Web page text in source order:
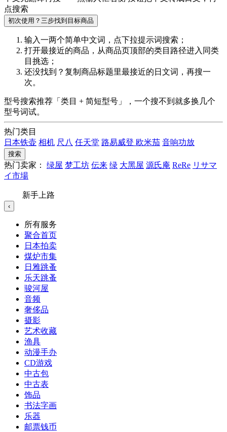
点搜索
初次使用？三步找到目标商品
输入一两个简单中文词，点下拉提示词搜索；
打开最接近的商品，从商品页顶部的类目路径进入同类
目挑选；
还没找到？复制商品标题里最接近的 日文词 ，再搜一
次。
型号搜索推荐「类目 + 简短型号」，一个搜不到就多换几个
型号词试。
热门类目
日本铁壶 相机 尺八 任天堂 路易威登 欧米茄 音响功放
搜索
热门卖家： 绿屋 梦工坊 伝来 绿 大黑屋 源氏庵 ReRe リサマ
イ市場
新手上路
‹
所有服务
聚合首页
日本拍卖
煤炉市集
日雅跳蚤
乐天跳蚤
骏河屋
音频
奢侈品
摄影
艺术收藏
渔具
动漫手办
CD游戏
中古包
中古表
饰品
书法字画
乐器
邮票钱币